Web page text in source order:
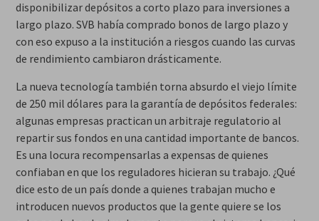
disponibilizar depósitos a corto plazo para inversiones a
largo plazo. SVB había comprado bonos de largo plazo y
con eso expuso a la institución a riesgos cuando las curvas
de rendimiento cambiaron drásticamente.
La nueva tecnología también torna absurdo el viejo límite
de 250 mil dólares para la garantía de depósitos federales:
algunas empresas practican un arbitraje regulatorio al
repartir sus fondos en una cantidad importante de bancos.
Es una locura recompensarlas a expensas de quienes
confiaban en que los reguladores hicieran su trabajo. ¿Qué
dice esto de un país donde a quienes trabajan mucho e
introducen nuevos productos que la gente quiere se los